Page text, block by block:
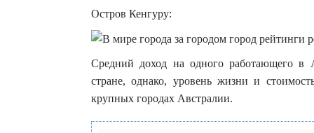
Остров Кенгуру:
Средний доход на одного работающего в
стране, однако, уровень жизни и
крупных городах Австралии.